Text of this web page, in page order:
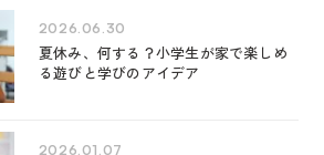
2026.06.30
夏休み、何する？小学生が家で楽しめ
る遊びと学びのアイデア
2026.01.07